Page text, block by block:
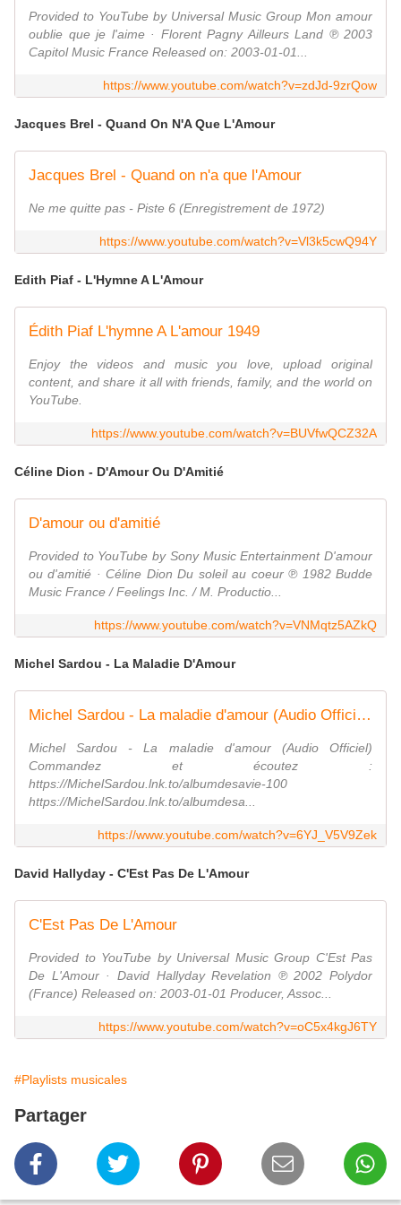
Provided to YouTube by Universal Music Group Mon amour
oublie que je l'aime · Florent Pagny Ailleurs Land ℗ 2003
Capitol Music France Released on: 2003-01-01...
https://www.youtube.com/watch?v=zdJd-9zrQow
Jacques Brel - Quand On N'A Que L'Amour
Jacques Brel - Quand on n'a que l'Amour
Ne me quitte pas - Piste 6 (Enregistrement de 1972)
https://www.youtube.com/watch?v=Vl3k5cwQ94Y
Edith Piaf - L'Hymne A L'Amour
Édith Piaf L'hymne A L'amour 1949
Enjoy the videos and music you love, upload original
content, and share it all with friends, family, and the world on
YouTube.
https://www.youtube.com/watch?v=BUVfwQCZ32A
Céline Dion - D'Amour Ou D'Amitié
D'amour ou d'amitié
Provided to YouTube by Sony Music Entertainment D'amour
ou d'amitié · Céline Dion Du soleil au coeur ℗ 1982 Budde
Music France / Feelings Inc. / M. Productio...
https://www.youtube.com/watch?v=VNMqtz5AZkQ
Michel Sardou - La Maladie D'Amour
Michel Sardou - La maladie d'amour (Audio Officiel)
Michel Sardou - La maladie d'amour (Audio Officiel)
Commandez et écoutez :
https://MichelSardou.lnk.to/albumdesavie-100
https://MichelSardou.lnk.to/albumdesa...
https://www.youtube.com/watch?v=6YJ_V5V9Zek
David Hallyday - C'Est Pas De L'Amour
C'Est Pas De L'Amour
Provided to YouTube by Universal Music Group C'Est Pas
De L'Amour · David Hallyday Revelation ℗ 2002 Polydor
(France) Released on: 2003-01-01 Producer, Assoc...
https://www.youtube.com/watch?v=oC5x4kgJ6TY
#Playlists musicales
Partager